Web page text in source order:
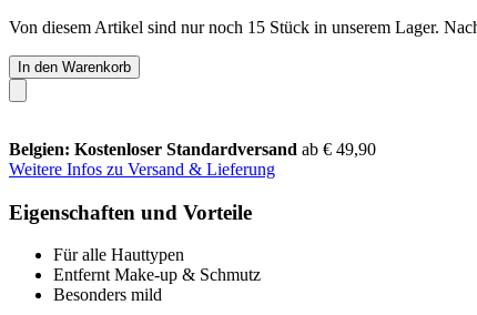
Von diesem Artikel sind nur noch 15 Stück in unserem Lager.
In den Warenkorb
Belgien: Kostenloser Standardversand ab € 49,90
Weitere Infos zu Versand & Lieferung
Eigenschaften und Vorteile
Für alle Hauttypen
Entfernt Make-up & Schmutz
Besonders mild